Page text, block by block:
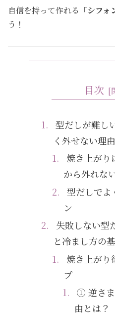
自信を持って作れる 「シフォ
う！
目次
型だしが難し
く外せない理
焼き上が
から外れな
型だしでよ
ン
失敗しない型
と冷まし方の
焼き上がり
プ
① 逆さ
由とは？